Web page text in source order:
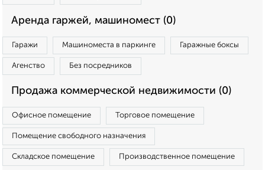
Аренда гаржей, машиномест (0)
Гаражи Машиноместа в паркинге Гаражные боксы
Агенство Без посредников
Продажа коммерческой недвижимости (0)
Офисное помещение Торговое помещение
Помещение свободного назначения
Складское помещение Производственное помещение